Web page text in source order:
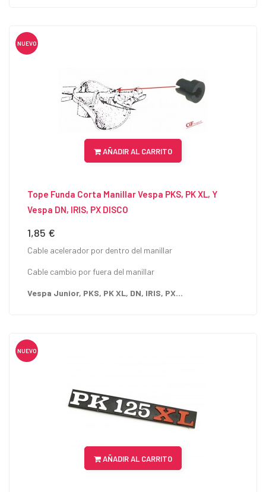
NUEVO
AÑADIR AL CARRITO
Tope Funda Corta Manillar Vespa PKS, PK XL, Y
Vespa DN, IRIS, PX DISCO
Precio
1,85 €
Cable acelerador por dentro del manillar
Cable cambio por fuera del manillar
Vespa Junior, PKS, PK XL, DN, IRIS, PX...
NUEVO
AÑADIR AL CARRITO